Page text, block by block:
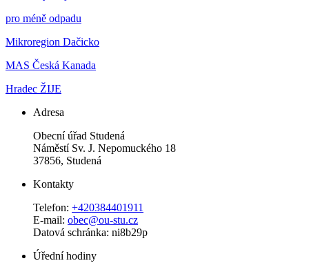
pro méně odpadu
Mikroregion Dačicko
MAS Česká Kanada
Hradec ŽIJE
Adresa
Obecní úřad Studená
Náměstí Sv. J. Nepomuckého 18
37856, Studená
Kontakty
Telefon: +420384401911
E-mail: obec@ou-stu.cz
Datová schránka: ni8b29p
Úřední hodiny